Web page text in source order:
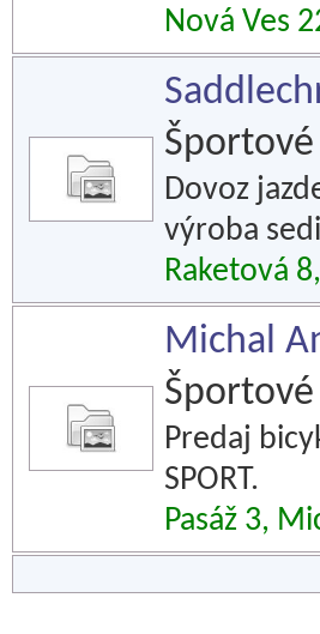
Nová Ves
Dovoz
výroba
Raketová
Michal
Predaj
SPORT.
Pasáž 3,